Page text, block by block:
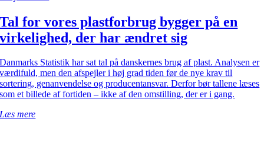
Tal for vores plastforbrug bygger på en
virkelighed, der har ændret sig
Danmarks Statistik har sat tal på danskernes brug af plast. Analysen er
værdifuld, men den afspejler i høj grad tiden før de nye krav til
sortering, genanvendelse og producentansvar. Derfor bør tallene læses
som et billede af fortiden – ikke af den omstilling, der er i gang.
Læs mere